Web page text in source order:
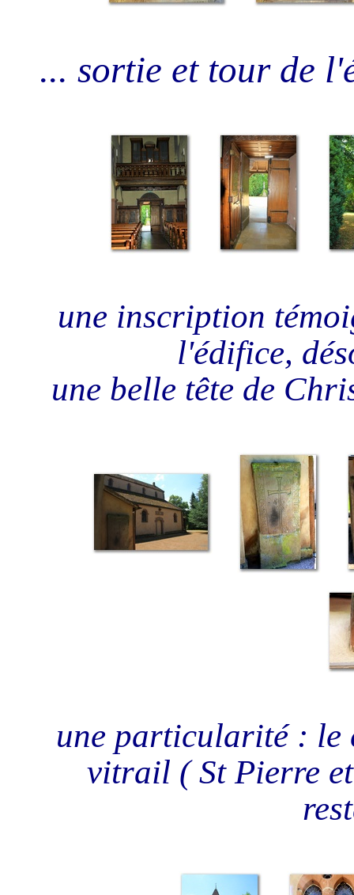
... sortie et tour de
une inscription
l'édifice,
une belle tête de
une particularité : le
vitrail ( St Pierre